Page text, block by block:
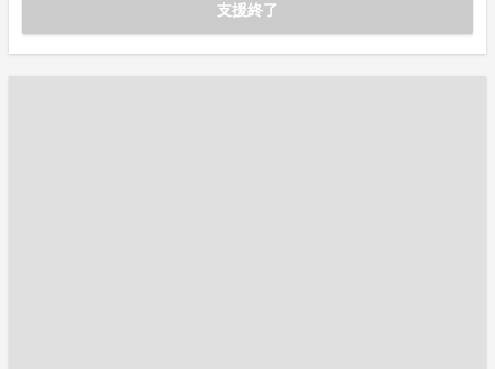
支援終了